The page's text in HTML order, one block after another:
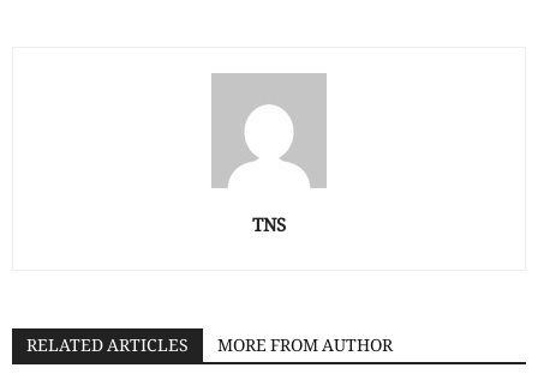
TNS
RELATED ARTICLES MORE FROM AUTHOR